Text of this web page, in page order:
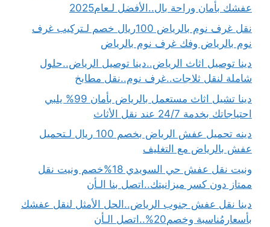
عفشك بأمان وراحة بال..الأفضل لـعام2025
نقل غرف نوم بالرياض 100ريال خصم لـتركيب غرف
نوم بالرياض وفك غرف نوم بالرياض
دينا توصيل اثاث الرياض..دينا توصيل الرياض..حلول
شاملة لنقل ثلاجات..غرف نوم..نقل مطابخ
دينا تشيل اثاث مستعمل بالرياض بأمان 99% يلبي
احتياجاتك بخدمة 24/7 عند نقل الأثاث
دينه تحميل عفش الرياض بخصم 100 ريال لـتحميل
عفش بالرياض مع التغليف
ونيت نقل عفش حي السويدي 18%خصم ونيت نقل
ممتاز دون كسر ميزانيتك..اتصل بنا الـأن
دينا نقل عفش جنوب الرياض..الحل الأمثل لنقل عفشك
بأسعارمُناسبة وخصم20%..اتصل الـأن